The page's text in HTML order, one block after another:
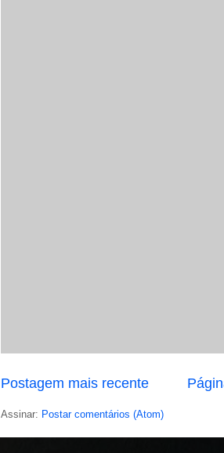
Postagem mais recente
Assinar: Postar comentários (Atom)